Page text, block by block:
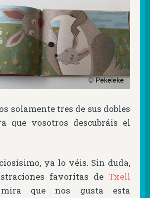
solamente tres de sus dobles
que vosotros descubráis el
ya lo véis. Sin duda,
favoritas de Txell
que nos gusta esta